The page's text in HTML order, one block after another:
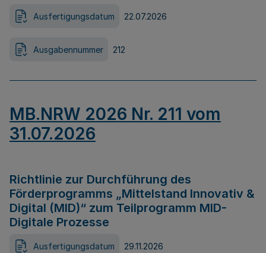
Ausfertigungsdatum 22.07.2026
Ausgabennummer 212
MB.NRW 2026 Nr. 211 vom
31.07.2026
Richtlinie zur Durchführung des
Förderprogramms „Mittelstand Innovativ &
Digital (MID)“ zum Teilprogramm MID-
Digitale Prozesse
Ausfertigungsdatum 29.11.2026